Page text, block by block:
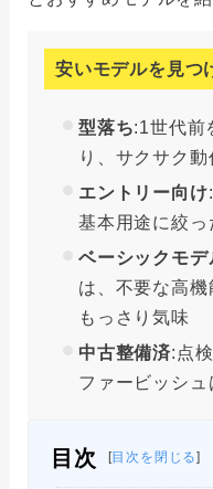
安いモデルを見つ
型落ち:1世代前
り、サクサク
エントリー向け
基本用途に絞っ
ベーシックモデ
は、不要な高機
もっさり気味
中古整備済:点
ファービッシ
目次 目次を閉じる